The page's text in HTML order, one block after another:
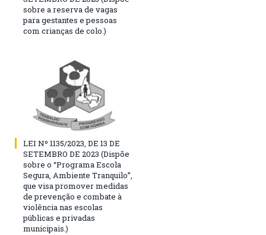
sobre a reserva de vagas
para gestantes e pessoas
com crianças de colo.)
LEI Nº 1135/2023, DE 13 DE
SETEMBRO DE 2023 (Dispõe
sobre o “Programa Escola
Segura, Ambiente Tranquilo”,
que visa promover medidas
de prevenção e combate à
violência nas escolas
públicas e privadas
municipais.)